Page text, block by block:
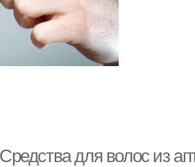
для волос из